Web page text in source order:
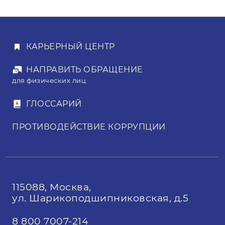
электронных торгов, где
выигравший.
КАРЬЕРНЫЙ ЦЕНТР
НАПРАВИТЬ ОБРАЩЕНИЕ
для физических лиц
ГЛОССАРИЙ
ПРОТИВОДЕЙСТВИЕ КОРРУПЦИИ
115088, Москва,
ул. Шарикоподшипниковская, д.5
8 800 7007-214